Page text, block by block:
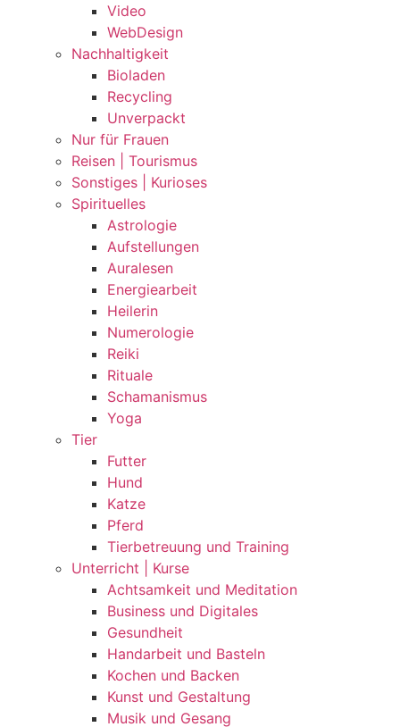
Video
WebDesign
Nachhaltigkeit
Bioladen
Recycling
Unverpackt
Nur für Frauen
Reisen | Tourismus
Sonstiges | Kurioses
Spirituelles
Astrologie
Aufstellungen
Auralesen
Energiearbeit
Heilerin
Numerologie
Reiki
Rituale
Schamanismus
Yoga
Tier
Futter
Hund
Katze
Pferd
Tierbetreuung und Training
Unterricht | Kurse
Achtsamkeit und Meditation
Business und Digitales
Gesundheit
Handarbeit und Basteln
Kochen und Backen
Kunst und Gestaltung
Musik und Gesang